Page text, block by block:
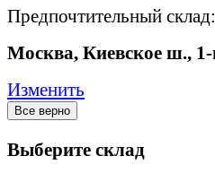
Предпочтительный склад:
Москва, Киевское ш.,
Изменить
Все верно
Выберите склад